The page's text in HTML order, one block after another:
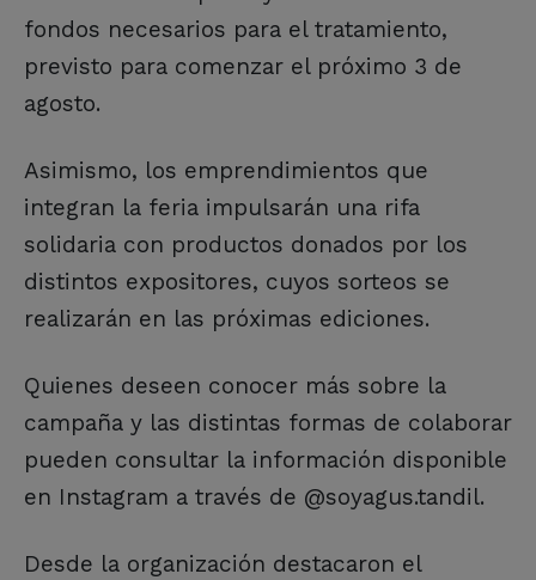
fondos necesarios para el tratamiento,
previsto para comenzar el próximo 3 de
agosto.
Asimismo, los emprendimientos que
integran la feria impulsarán una rifa
solidaria con productos donados por los
distintos expositores, cuyos sorteos se
realizarán en las próximas ediciones.
Quienes deseen conocer más sobre la
campaña y las distintas formas de colaborar
pueden consultar la información disponible
en Instagram a través de @soyagus.tandil.
Desde la organización destacaron el